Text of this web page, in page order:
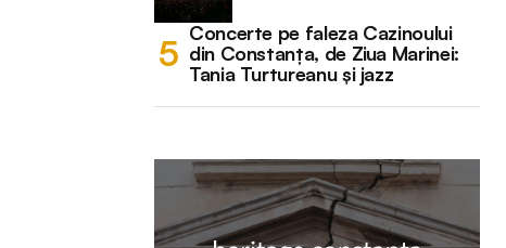
Concerte pe faleza Cazinoului
din Constanța, de Ziua Marinei:
Tania Turtureanu și jazz